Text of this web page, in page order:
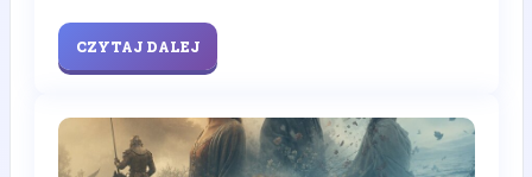
CZYTAJ DALEJ